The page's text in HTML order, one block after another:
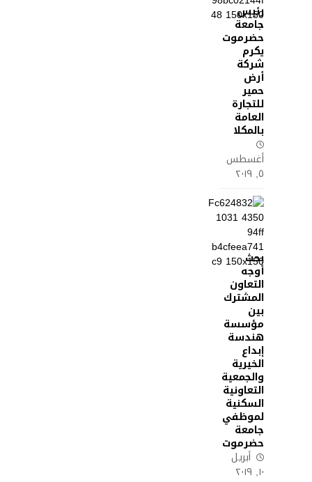
رئيس
جامعة
حضرموت
يكرم
شركة
أرض
حمير
للتجارة
العامة
بالمكلا
أغسطس
٥, ٢٠١٩
بحث
أوجه
التعاون
المشترك
بين
مؤسسة
هندسة
إبداع
الخيرية
والجمعية
التعاونية
السكنية
لموظفي
جامعة
حضرموت
أبريل
١٠, ٢٠١٩